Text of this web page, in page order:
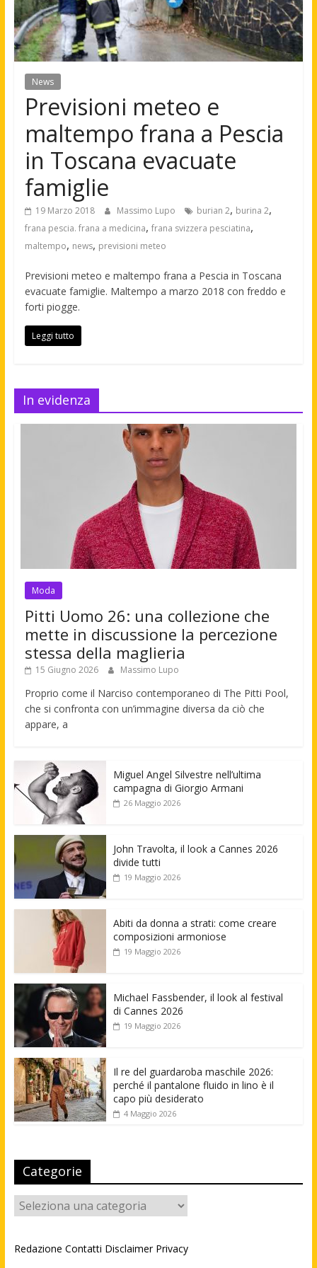
News
Previsioni meteo e
maltempo frana a Pescia
in Toscana evacuate
famiglie
19 Marzo 2018 Massimo Lupo burian 2, burina 2,
frana pescia. frana a medicina, frana svizzera pesciatina,
maltempo, news, previsioni meteo
Previsioni meteo e maltempo frana a Pescia in Toscana
evacuate famiglie. Maltempo a marzo 2018 con freddo e
forti piogge.
Leggi tutto
In evidenza
Moda
Pitti Uomo 26: una collezione che
mette in discussione la percezione
stessa della maglieria
15 Giugno 2026 Massimo Lupo
Proprio come il Narciso contemporaneo di The Pitti Pool,
che si confronta con un’immagine diversa da ciò che
appare, a
Miguel Angel Silvestre nell’ultima
campagna di Giorgio Armani
26 Maggio 2026
John Travolta, il look a Cannes 2026
divide tutti
19 Maggio 2026
Abiti da donna a strati: come creare
composizioni armoniose
19 Maggio 2026
Michael Fassbender, il look al festival
di Cannes 2026
19 Maggio 2026
Il re del guardaroba maschile 2026:
perché il pantalone fluido in lino è il
capo più desiderato
4 Maggio 2026
Categorie
Categorie
Redazione Contatti Disclaimer Privacy